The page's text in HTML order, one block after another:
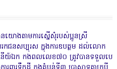
នយោងតាមការស្នើសុំរបស់ប្អូនស្រី
រកជនសប្បុរស ក្នុងការឧបត្ថម ដល់លោក
យ៍ឯក កងពលលេខ៧០ ត្រូវបានទទួលបេ